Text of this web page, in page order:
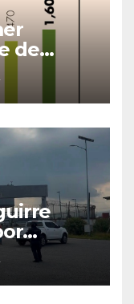
de
de